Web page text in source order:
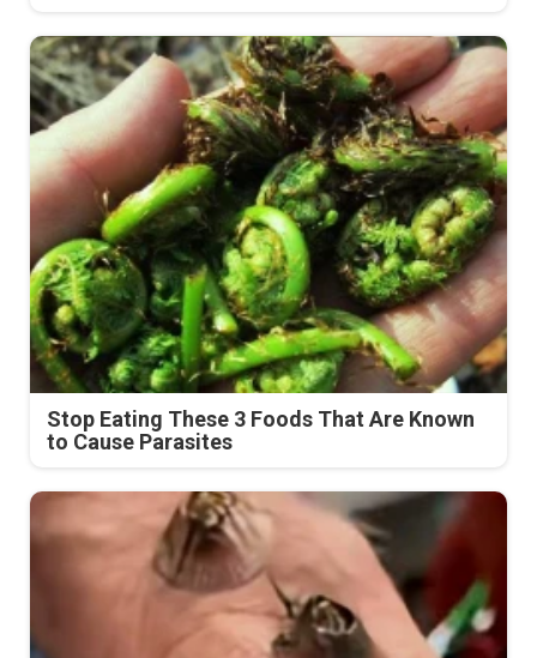
Stop Eating These 3 Foods That Are Known
to Cause Parasites